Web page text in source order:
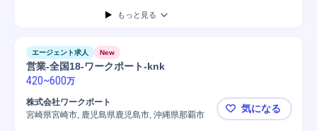
もっと見る
エージェント求人 New
営業-全国18-ワークポート-knk
420~600万
株式会社ワークポート
宮崎県宮崎市, 鹿児島県鹿児島市, 沖縄県那覇市
営業-全国
気になる